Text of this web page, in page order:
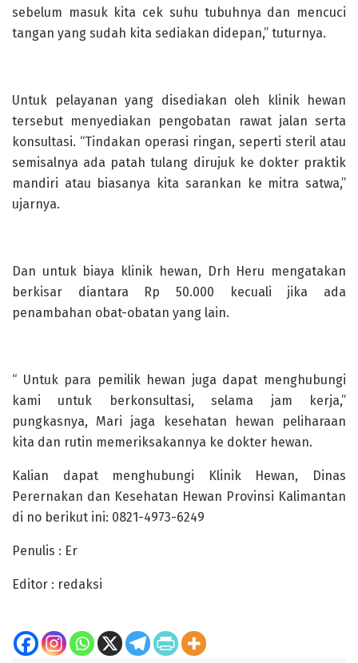
sebelum masuk kita cek suhu tubuhnya dan mencuci
tangan yang sudah kita sediakan didepan,” tuturnya.
Untuk pelayanan yang disediakan oleh klinik hewan
tersebut menyediakan pengobatan rawat jalan serta
konsultasi. “Tindakan operasi ringan, seperti steril atau
semisalnya ada patah tulang dirujuk ke dokter praktik
mandiri atau biasanya kita sarankan ke mitra satwa,”
ujarnya.
Dan untuk biaya klinik hewan, Drh Heru mengatakan
berkisar diantara Rp 50.000 kecuali jika ada
penambahan obat-obatan yang lain.
“ Untuk para pemilik hewan juga dapat menghubungi
kami untuk berkonsultasi, selama jam kerja,”
pungkasnya, Mari jaga kesehatan hewan peliharaan
kita dan rutin memeriksakannya ke dokter hewan.
Kalian dapat menghubungi Klinik Hewan, Dinas
Perernakan dan Kesehatan Hewan Provinsi Kalimantan
di no berikut ini: 0821-4973-6249
Penulis : Er
Editor : redaksi